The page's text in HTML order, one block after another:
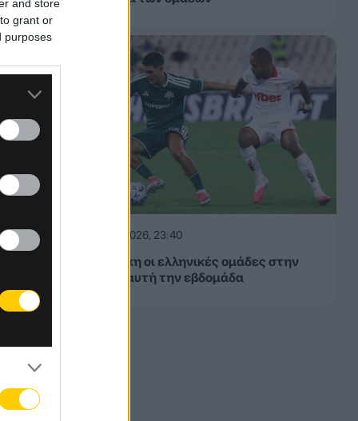
and store
grant or
purposes
μία
1
06.08.2026, 23:40
Δίχως νίκη οι ελληνικές ομάδες στην
Ευρώπη αυτή την εβδομάδα